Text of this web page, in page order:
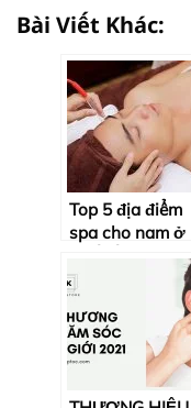
Bài Viết Khác:
Top 5 địa điểm
spa cho nam ở
Huế tốt và uy
nhất hiện nay